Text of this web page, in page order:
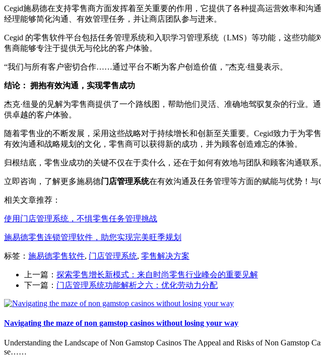
Cegid施易德在支持零售商方面发挥着至关重要的作用，它提供了各种提高运营效率和沟
经理能够简化沟通、有效管理任务，并让商店团队参与进来。
Cegid 的零售软件平台包括任务管理系统和入职学习管理系统（LMS）等功能，这些功
售商能够专注于提供无与伦比的客户体验。
“我们与所有客户密切合作……通过平台不断为客户创造价值，”杰克·纽曼表示。
结论： 拥抱有效沟通，实现零售成功
杰克·纽曼的见解为零售商提供了一个路线图，帮助他们灵活、准确地驾驭复杂的行业
供卓越的客户体验。
随着零售业的不断发展，采用这些战略对于持续增长和创新至关重要。Cegid致力于为零
有效沟通和战略规划的文化，零售商可以获得新的成功，并为顾客创造难忘的体验。
归根结底，零售业成功的关键不仅在于卖什么，还在于如何有效地与团队和顾客沟通联
立即咨询，了解更多施易德门店管理系统在有效沟通及任务管理等方面的赋能与优势！
相关文章推荐：
使用门店管理系统，不惧零售任务管理挑战
施易德零售连锁管理软件，助您实现完美旺季规划
标签： 施易德零售软件, 门店管理系统, 零售解决方案
上一篇： 探索零售增长新模式：来自时尚零售行业峰会的重要见解
下一篇： 门店管理系统功能解析之六：优化劳动力分配
Navigating the maze of non gamstop casinos without losing your way
Understanding the Landscape of Non Gamstop Casinos The Appeal and Risks of Non Gamstop
se……